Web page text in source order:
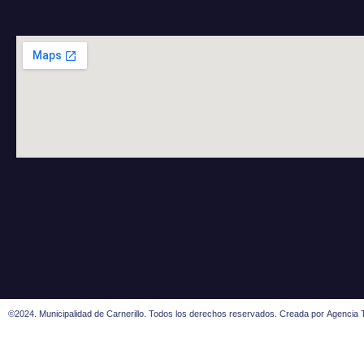
©2024. Municipalidad de Carnerillo. Todos los derechos reservados. Creada por Agencia